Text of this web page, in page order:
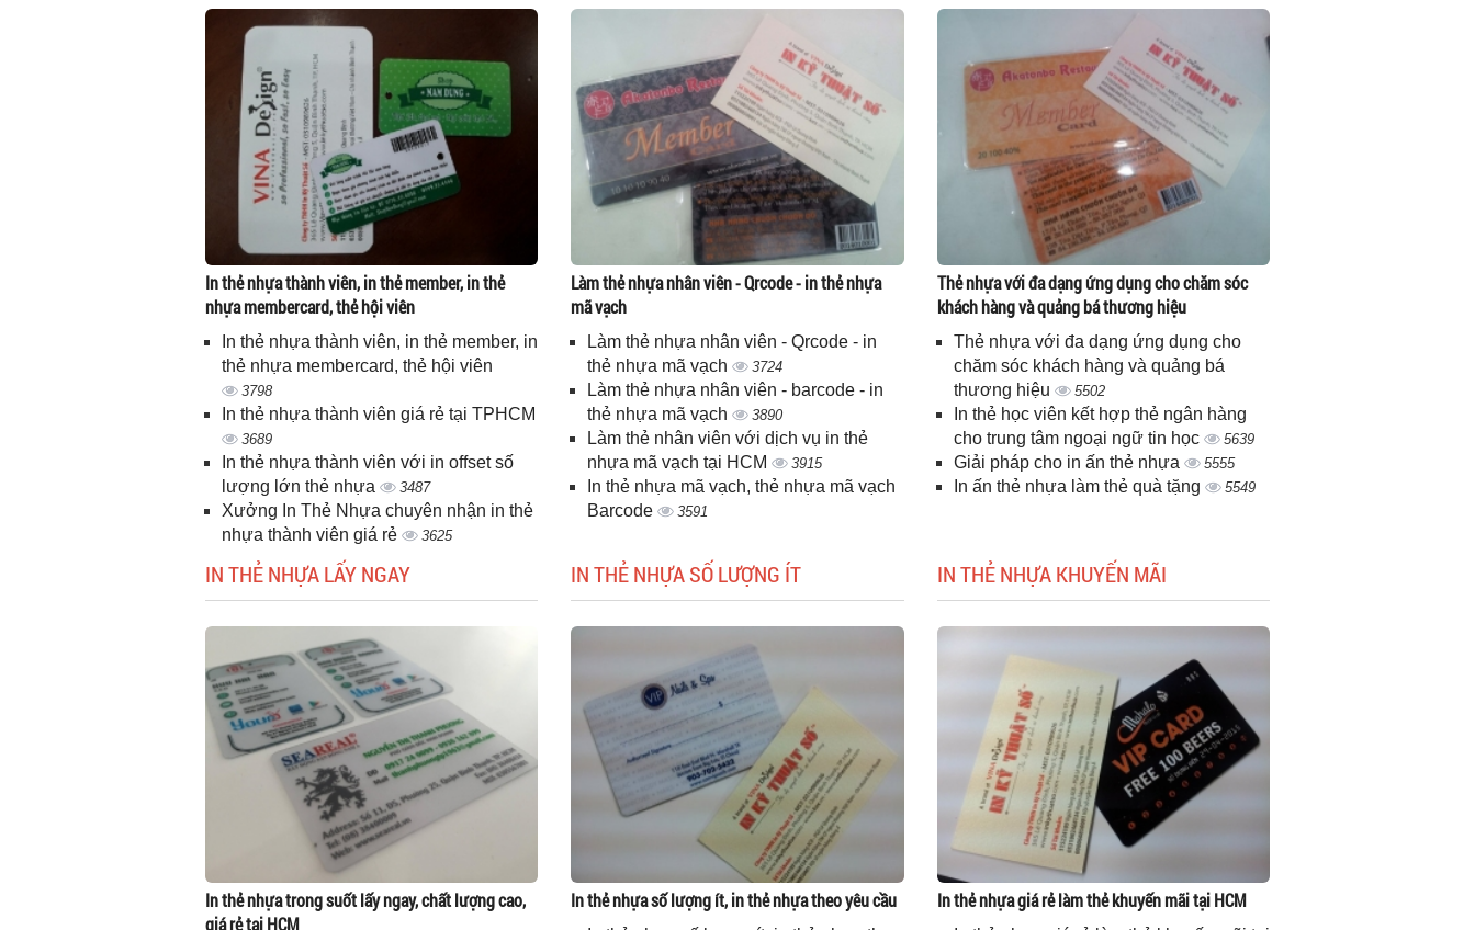
In thẻ nhựa thành viên, in thẻ member, in thẻ
nhựa membercard, thẻ hội viên
In thẻ nhựa thành viên, in thẻ member, in
thẻ nhựa membercard, thẻ hội viên
3798
In thẻ nhựa thành viên giá rẻ tại TPHCM
3689
In thẻ nhựa thành viên với in offset số
lượng lớn thẻ nhựa
3487
Xưởng In Thẻ Nhựa chuyên nhận in thẻ
nhựa thành viên giá rẻ
3625
Làm thẻ nhựa nhân viên - Qrcode - in thẻ nhựa
mã vạch
Làm thẻ nhựa nhân viên - Qrcode - in
thẻ nhựa mã vạch
3724
Làm thẻ nhựa nhân viên - barcode - in
thẻ nhựa mã vạch
3890
Làm thẻ nhân viên với dịch vụ in thẻ
nhựa mã vạch tại HCM
3915
In thẻ nhựa mã vạch, thẻ nhựa mã vạch
Barcode
3591
Thẻ nhựa với đa dạng ứng dụng cho chăm sóc
khách hàng và quảng bá thương hiệu
Thẻ nhựa với đa dạng ứng dụng cho
chăm sóc khách hàng và quảng bá
thương hiệu
5502
In thẻ học viên kết hợp thẻ ngân hàng
cho trung tâm ngoại ngữ tin học
5639
Giải pháp cho in ấn thẻ nhựa 5555
In ấn thẻ nhựa làm thẻ quà tặng 5549
IN THẺ NHỰA LẤY NGAY
In thẻ nhựa trong suốt lấy ngay, chất lượng cao,
giá rẻ tại HCM
IN THẺ NHỰA SỐ LƯỢNG ÍT
In thẻ nhựa số lượng ít, in thẻ nhựa theo yêu cầu
IN THẺ NHỰA KHUYẾN MÃI
In thẻ nhựa giá rẻ làm thẻ khuyến mãi tại HCM